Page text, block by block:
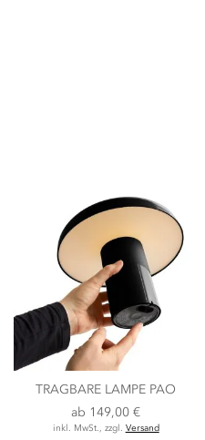
TRAGBARE LAMPE PAO
ab 149,00 €
inkl. MwSt., zzgl. Versand